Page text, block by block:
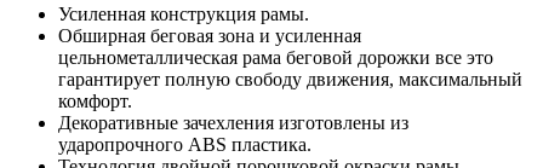
Усиленная конструкция рамы.
Обширная беговая зона и усиленная
цельнометаллическая рама беговой дорожки все это
гарантирует полную свободу движения, максимальный
комфорт.
Декоративные зачехления изготовлены из
ударопрочного ABS пластика.